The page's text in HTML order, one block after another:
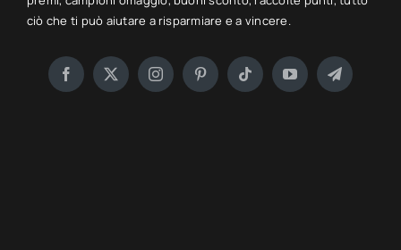
ciò che ti può aiutare a risparmiare e a vincere.